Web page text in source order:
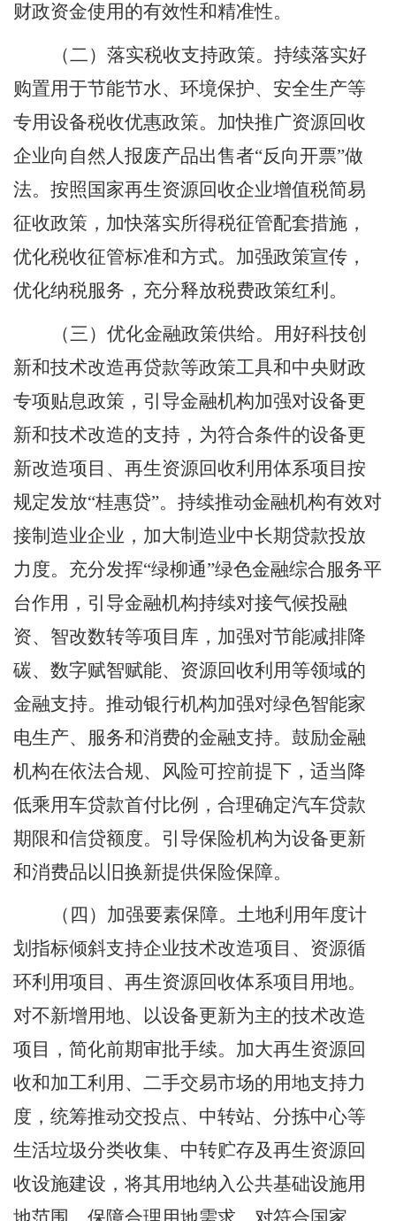
财政资金使用的有效性和精准性。
（二）落实税收支持政策。 持续落实好
购置用于节能节水、环境保护、安全生产等
专用设备税收优惠政策。加快推广资源回收
企业向自然人报废产品出售者“反向开票”做
法。按照国家再生资源回收企业增值税简易
征收政策，加快落实所得税征管配套措施，
优化税收征管标准和方式。加强政策宣传，
优化纳税服务，充分释放税费政策红利。
（三）优化金融政策供给。 用好科技创
新和技术改造再贷款等政策工具和中央财政
专项贴息政策，引导金融机构加强对设备更
新和技术改造的支持，为符合条件的设备更
新改造项目、再生资源回收利用体系项目按
规定发放“桂惠贷”。持续推动金融机构有效对
接制造业企业，加大制造业中长期贷款投放
力度。充分发挥“绿柳通”绿色金融综合服务平
台作用，引导金融机构持续对接气候投融
资、智改数转等项目库，加强对节能减排降
碳、数字赋智赋能、资源回收利用等领域的
金融支持。推动银行机构加强对绿色智能家
电生产、服务和消费的金融支持。鼓励金融
机构在依法合规、风险可控前提下，适当降
低乘用车贷款首付比例，合理确定汽车贷款
期限和信贷额度。引导保险机构为设备更新
和消费品以旧换新提供保险保障。
（四）加强要素保障。 土地利用年度计
划指标倾斜支持企业技术改造项目、资源循
环利用项目、再生资源回收体系项目用地。
对不新增用地、以设备更新为主的技术改造
项目，简化前期审批手续。加大再生资源回
收和加工利用、二手交易市场的用地支持力
度，统筹推动交投点、中转站、分拣中心等
生活垃圾分类收集、中转贮存及再生资源回
收设施建设，将其用地纳入公共基础设施用